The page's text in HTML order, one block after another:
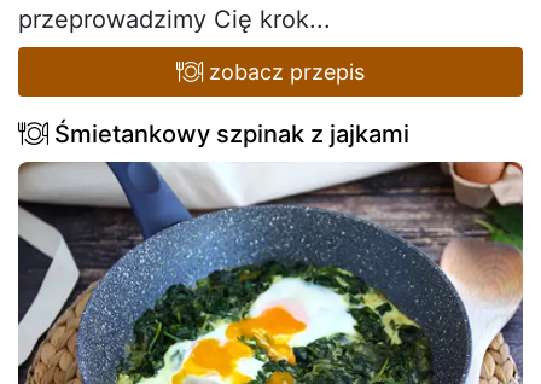
przeprowadzimy Cię krok...
zobacz przepis
Śmietankowy szpinak z jajkami